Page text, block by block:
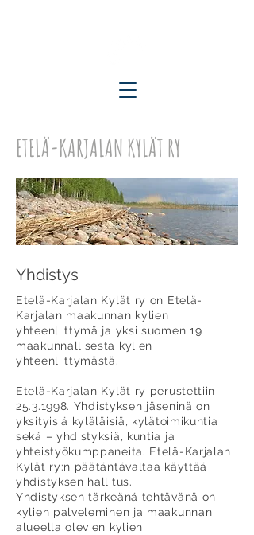
ETELÄ-KARJALAN KYLÄT RY
Yhdistys
Etelä-Karjalan Kylät ry on Etelä-
Karjalan maakunnan kylien
yhteenliittymä ja yksi suomen 19
maakunnallisesta kylien
yhteenliittymästä.
Etelä-Karjalan Kylät ry perustettiin
25.3.1998. Yhdistyksen jäseninä on
yksityisiä kyläläisiä, kylätoimikuntia
sekä – yhdistyksiä, kuntia ja
yhteistyökumppaneita. Etelä-Karjalan
Kylät ry:n päätäntävaltaa käyttää
yhdistyksen hallitus.
Yhdistyksen tärkeänä tehtävänä on
kylien palveleminen ja maakunnan
alueella olevien kylien